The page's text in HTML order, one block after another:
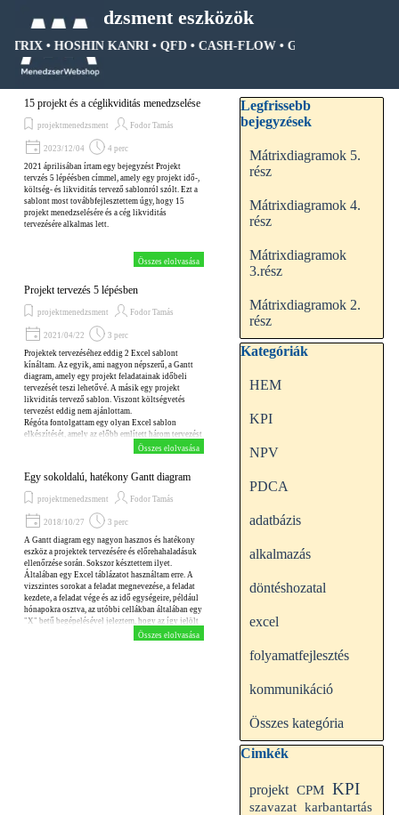
Menedzsment eszközök
• HOSHIN KANRI • QFD • CASH-FLOW • GANTT DIAGRAM
Ugrás a menüre
15 projekt és a céglikviditás menedzselése
projektmenedzsment Fodor Tamás
2023/12/04
4 perc
2021 áprilisában írtam egy bejegyzést Projekt
tervzés 5 lépéésben címmel, amely egy projekt idő-,
költség- és likviditás tervező sablonról szólt. Ezt a
sablont most továbbfejlesztettem úgy, hogy 15
projekt menedzselésére és a cég likviditás
tervezésére alkalmas lett.
Összes elolvasása
Projekt tervezés 5 lépésben
projektmenedzsment Fodor Tamás
2021/04/22
3 perc
Projektek tervezéséhez eddig 2 Excel sablont
kínáltam. Az egyik, ami nagyon népszerű, a Gantt
diagram, amely egy projekt feladatainak időbeli
tervezését teszi lehetővé. A másik egy projekt
likviditás tervező sablon. Viszont költségvetés
tervezést eddig nem ajánlottam.
Régóta fontolgattam egy olyan Excel sablon
elkészítését, amely az előbb említett három tervezést
Összes elolvasása
Egy sokoldalú, hatékony Gantt diagram
projektmenedzsment Fodor Tamás
2018/10/27
3 perc
A Gantt diagram egy nagyon hasznos és hatékony
eszköz a projektek tervezésére és előrehahaladásuk
ellenőrzése során. Sokszor késztettem ilyet.
Általában egy Excel táblázatot használtam erre. A
vizszintes sorokat a feladat megnevezése, a feladat
kezdete, a feladat vége és az idő egységeire, például
hónapokra osztva, az utóbbi cellákban általában egy
"X" betű begépelésével jeleztem, hogy az így jelölt
időintervallumban a feladat végrehajtása tart még.
Összes elolvasása
Kihagy blokk Legfrissebb
Legfrissebb
bejegyzések
Mátrixdiagramok 5.
rész
Mátrixdiagramok 4.
rész
Mátrixdiagramok
3.rész
Mátrixdiagramok 2.
rész
Kihagy blokk Kategóriák
Kategóriák
HEM
KPI
NPV
PDCA
adatbázis
alkalmazás
döntéshozatal
excel
folyamatfejlesztés
kommunikáció
Összes kategória
Kihagy blokk Cimkék
Cimkék
projekt CPM KPI
szavazat karbantartás